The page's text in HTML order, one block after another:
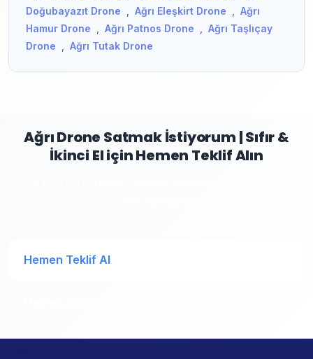
Doğubayazıt Drone
Ağrı Eleşkirt Drone
Ağrı
Hamur Drone
Ağrı Patnos Drone
Ağrı Taşlıçay
Drone
Ağrı Tutak Drone
Ağrı Drone Satmak İstiyorum | Sıfır &
İkinci El için Hemen Teklif Alın
Hemen Teklif Al